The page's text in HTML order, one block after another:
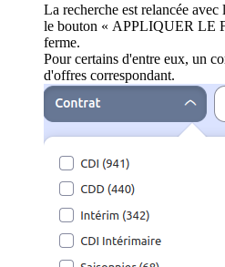
La recherche est relancée
le bouton « APPLIQUER LE
ferme.
Pour certains d'entre eux, un
d'offres correspondant.